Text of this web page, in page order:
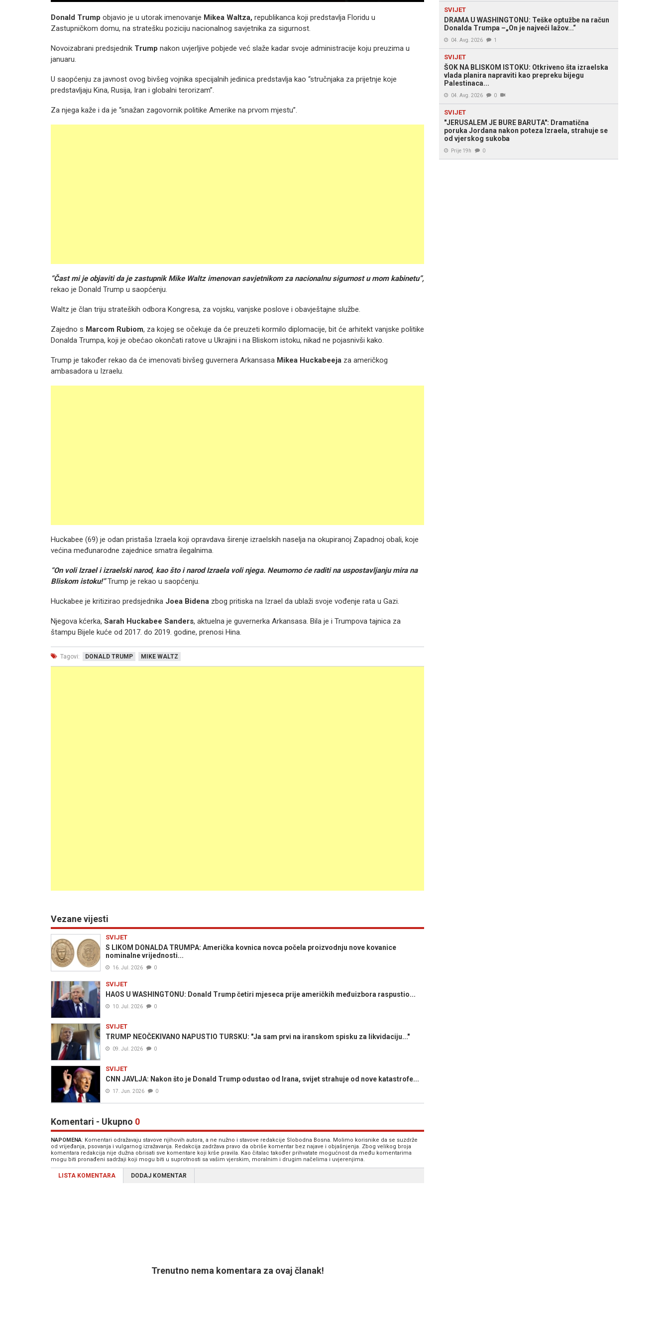
Donald Trump objavio je u utorak imenovanje Mikea Waltza, republikanca koji predstavlja Floridu u
Zastupničkom domu, na stratešku poziciju nacionalnog savjetnika za sigurnost.
Novoizabrani predsjednik Trump nakon uvjerljive pobjede već slaže kadar svoje administracije koju preuzima u
januaru.
U saopćenju za javnost ovog bivšeg vojnika specijalnih jedinica predstavlja kao “stručnjaka za prijetnje koje
predstavljaju Kina, Rusija, Iran i globalni terorizam”.
Za njega kaže i da je “snažan zagovornik politike Amerike na prvom mjestu”.
“Čast mi je objaviti da je zastupnik Mike Waltz imenovan savjetnikom za nacionalnu sigurnost u mom kabinetu”,
rekao je Donald Trump u saopćenju.
Waltz je član triju strateških odbora Kongresa, za vojsku, vanjske poslove i obavještajne službe.
Zajedno s Marcom Rubiom, za kojeg se očekuje da će preuzeti kormilo diplomacije, bit će arhitekt vanjske politike
Donalda Trumpa, koji je obećao okončati ratove u Ukrajini i na Bliskom istoku, nikad ne pojasnivši kako.
Trump je također rekao da će imenovati bivšeg guvernera Arkansasa Mikea Huckabeeja za američkog
ambasadora u Izraelu.
Huckabee (69) je odan pristaša Izraela koji opravdava širenje izraelskih naselja na okupiranoj Zapadnoj obali, koje
većina međunarodne zajednice smatra ilegalnima.
“On voli Izrael i izraelski narod, kao što i narod Izraela voli njega. Neumorno će raditi na uspostavljanju mira na
Bliskom istoku!”Trump je rekao u saopćenju.
Huckabee je kritizirao predsjednika Joea Bidena zbog pritiska na Izrael da ublaži svoje vođenje rata u Gazi.
Njegova kćerka, Sarah Huckabee Sanders, aktuelna je guvernerka Arkansasa. Bila je i Trumpova tajnica za
štampu Bijele kuće od 2017. do 2019. godine, prenosi Hina.
Tagovi: DONALD TRUMP MIKE WALTZ
Vezane vijesti
SVIJET
S LIKOM DONALDA TRUMPA: Američka kovnica novca počela proizvodnju nove kovanice
nominalne vrijednosti...
16. Jul. 2026 0
SVIJET
HAOS U WASHINGTONU: Donald Trump četiri mjeseca prije američkih međuizbora raspustio...
10. Jul. 2026 0
SVIJET
TRUMP NEOČEKIVANO NAPUSTIO TURSKU: "Ja sam prvi na iranskom spisku za likvidaciju..."
09. Jul. 2026 0
SVIJET
CNN JAVLJA: Nakon što je Donald Trump odustao od Irana, svijet strahuje od nove katastrofe...
17. Jun. 2026 0
Komentari - Ukupno 0
NAPOMENA: Komentari odražavaju stavove njihovih autora, a ne nužno i stavove redakcije Slobodna Bosna. Molimo korisnike da se suzdrže
od vrijeđanja, psovanja i vulgarnog izražavanja. Redakcija zadržava pravo da obriše komentar bez najave i objašnjenja. Zbog velikog broja
komentara redakcija nije dužna obrisati sve komentare koji krše pravila. Kao čitalac također prihvatate mogućnost da među komentarima
mogu biti pronađeni sadržaji koji mogu biti u suprotnosti sa vašim vjerskim, moralnim i drugim načelima i uvjerenjima.
LISTA KOMENTARA DODAJ KOMENTAR
Trenutno nema komentara za ovaj članak!
SVIJET
DRAMA U WASHINGTONU: Teške optužbe na račun
Donalda Trumpa –„On je najveći lažov...“
04. Avg. 2026 1
SVIJET
ŠOK NA BLISKOM ISTOKU: Otkriveno šta izraelska
vlada planira napraviti kao prepreku bijegu
Palestinaca...
04. Avg. 2026 0
SVIJET
"JERUSALEM JE BURE BARUTA": Dramatična
poruka Jordana nakon poteza Izraela, strahuje se
od vjerskog sukoba
Prije 19h 0